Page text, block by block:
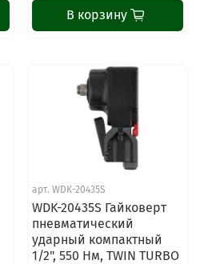
В корзину
арт. WDK-20435S
WDK-20435S Гайковерт
пневматический
ударный компактный
1/2", 550 Нм, TWIN TURBO